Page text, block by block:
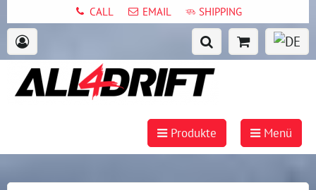
CALL EMAIL SHIPPING
Produkte Menü